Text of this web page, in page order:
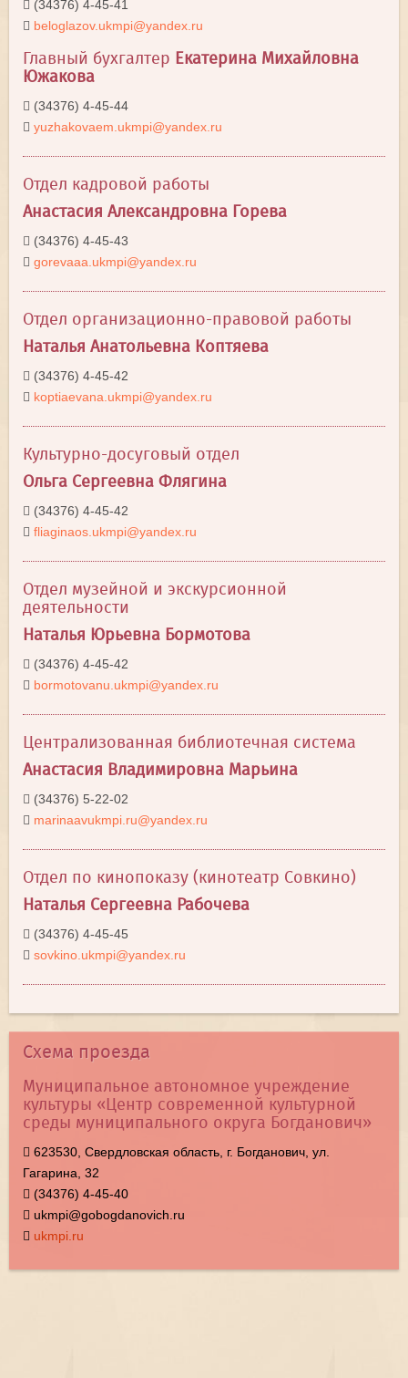
(34376) 4-45-41
beloglazov.ukmpi@yandex.ru
Главный бухгалтер Екатерина Михайловна
Южакова
(34376) 4-45-44
yuzhakovaem.ukmpi@yandex.ru
Отдел кадровой работы
Анастасия Александровна Горева
(34376) 4-45-43
gorevaaa.ukmpi@yandex.ru
Отдел организационно-правовой работы
Наталья Анатольевна Коптяева
(34376) 4-45-42
koptiaevana.ukmpi@yandex.ru
Культурно-досуговый отдел
Ольга Сергеевна Флягина
(34376) 4-45-42
fliaginaos.ukmpi@yandex.ru
Отдел музейной и экскурсионной
деятельности
Наталья Юрьевна Бормотова
(34376) 4-45-42
bormotovanu.ukmpi@yandex.ru
Централизованная библиотечная система
Анастасия Владимировна Марьина
(34376) 5-22-02
marinaavukmpi.ru@yandex.ru
Отдел по кинопоказу (кинотеатр Совкино)
Наталья Сергеевна Рабочева
(34376) 4-45-45
sovkino.ukmpi@yandex.ru
Схема проезда
Муниципальное автономное учреждение
культуры «Центр современной культурной
среды муниципального округа Богданович»
623530, Свердловская область, г. Богданович, ул.
Гагарина, 32
(34376) 4-45-40
ukmpi@gobogdanovich.ru
ukmpi.ru